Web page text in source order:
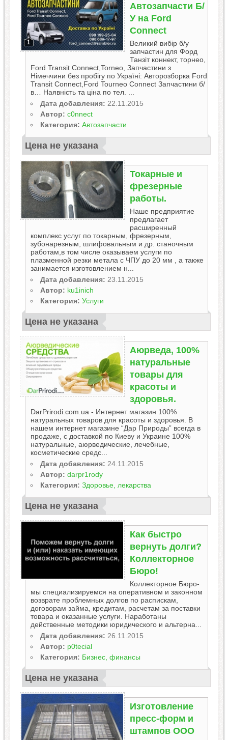
1
Автозапчасти Б/
У на Ford
Connect
Великий вибір б/у
запчастин для Форд
Танзіт коннект, торнео,
Ford Transit Connect,Torneo, Запчастини з
Німеччини без пробігу по Україні: Авторозборка Ford
Transit Connect,Ford Tourneo Connect Запчастини б/
в… Наявність та ціна по тел. ...
Дата добавления: 22.11.2015
Автор: c0nnect
Категория: Автозапчасти
Цена не указана
Токapные и
фрезерные
работы.
Наше предприятие
предлагает
расширенный
комплекс услуг по токарным, фрезерным,
зубонарезным, шлифовальным и др. станочным
работам,в том числе оказываем услуги по
плазменной резки метала с ЧПУ до 20 мм , а также
занимается изготовлением н...
Дата добавления: 23.11.2015
Автор: ku1inich
Категория: Услуги
Цена не указана
Аюрведа, 100%
натуральные
товары для
красоты и
здоровья.
DarPrirodi.com.ua - Интернет магазин 100%
натуральных товаров для красоты и здоровья. В
нашем интернет магазине “Дар Природы” всегда в
продаже, с доставкой по Киеву и Украине 100%
натуральные, аюрведические, лечебные,
косметические средс...
Дата добавления: 24.11.2015
Автор: darpr1rody
Категория: Здоровье, лекарства
Цена не указана
Как быстро
вернуть долги?
Коллекторное
Бюро!
Коллекторное Бюро-
мы специализируемся на оперативном и законном
возврате проблемных долгов по распискам,
договорам займа, кредитам, расчетам за поставки
товара и оказанные услуги. Наработаны
действенные методики юридического и альтерна...
Дата добавления: 26.11.2015
Автор: p0tecial
Категория: Бизнес, финансы
Цена не указана
Изготовление
пресс-форм и
штампов ООО